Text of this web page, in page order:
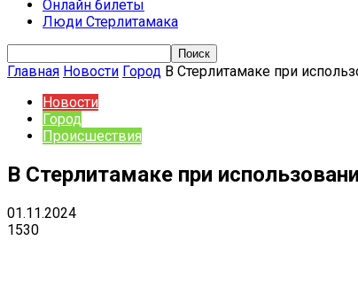
Онлайн билеты
Люди Стерлитамака
Главная Новости Город В Стерлитамаке при
Новости
Город
Происшествия
В Стерлитамаке при
01.11.2024
1530